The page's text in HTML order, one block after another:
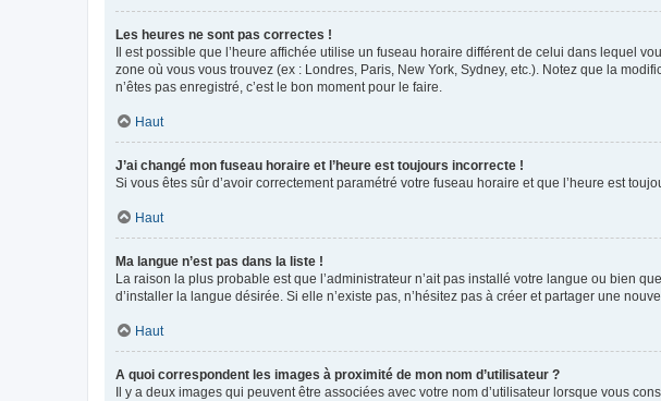
Les heures ne sont pas correctes !
Il est possible que l’heure affichée utilise un fuseau horaire différent de celui dans lequel
zone où vous vous trouvez (ex : Londres, Paris, New York, Sydney, etc.). Notez que la
n’êtes pas enregistré, c’est le bon moment pour le faire.
Haut
J’ai changé mon fuseau horaire et l’heure est toujours incorrecte !
Si vous êtes sûr d’avoir correctement paramétré votre fuseau horaire et que l’heure est
Haut
Ma langue n’est pas dans la liste !
La raison la plus probable est que l’administrateur n’ait pas installé votre langue ou bien
d’installer la langue désirée. Si elle n’existe pas, n’hésitez pas à créer et partager une
Haut
A quoi correspondent les images à proximité de mon nom d’utilisateur ?
Il y a deux images qui peuvent être associées avec votre nom d’utilisateur lorsque vous